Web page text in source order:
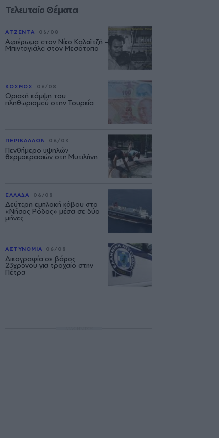
Τελευταία Θέματα
ΑΤΖΕΝΤΑ 06/08
Αφιέρωμα στον Νίκο Καλαϊτζή –
Μπινταγιάλα στον Μεσότοπο
ΚΟΣΜΟΣ 06/08
Οριακή κάμψη του
πληθωρισμού στην Τουρκία
ΠΕΡΙΒΑΛΛΟΝ 06/08
Πενθήμερο υψηλών
θερμοκρασιών στη Μυτιλήνη
ΕΛΛΑΔΑ 06/08
Δεύτερη εμπλοκή κάβου στο
«Νήσος Ρόδος» μέσα σε δύο
μήνες
ΑΣΤΥΝΟΜΙΑ 06/08
Δικογραφία σε βάρος
23χρονου για τροχαίο στην
Πέτρα